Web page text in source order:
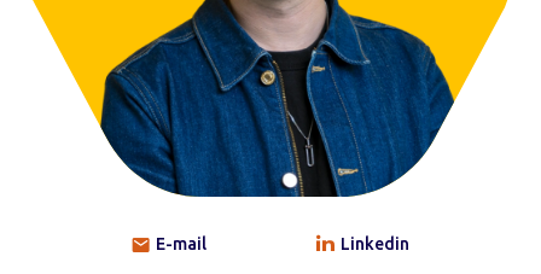
E-mail Linkedin